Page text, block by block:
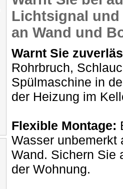
Lichtsignal und
an Wand und
Warnt Sie
Rohrbruch,
Spülmaschine in
der Heizung im
Flexible Montage:
Wasser unbemerkt
Wand. Sichern Sie
der Wohnung.